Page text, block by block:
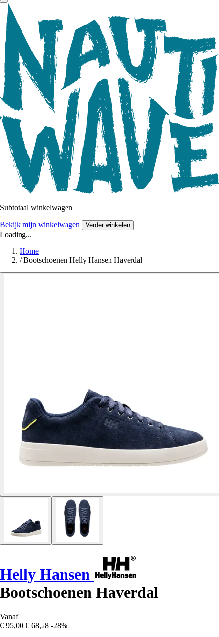
Subtotaal winkelwagen
Bekijk mijn winkelwagen Verder winkelen
Loading...
Home
/ Bootschoenen Helly Hansen Haverdal
Helly Hansen
Bootschoenen Haverdal
Vanaf
€ 95,00 € 68,28 -28%